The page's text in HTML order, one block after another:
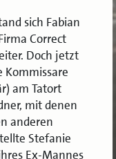
sich Fabian
Correct
Doch jetzt
Kommissare
am Tatort
mit denen
anderen
Stefanie
Ex-Mannes